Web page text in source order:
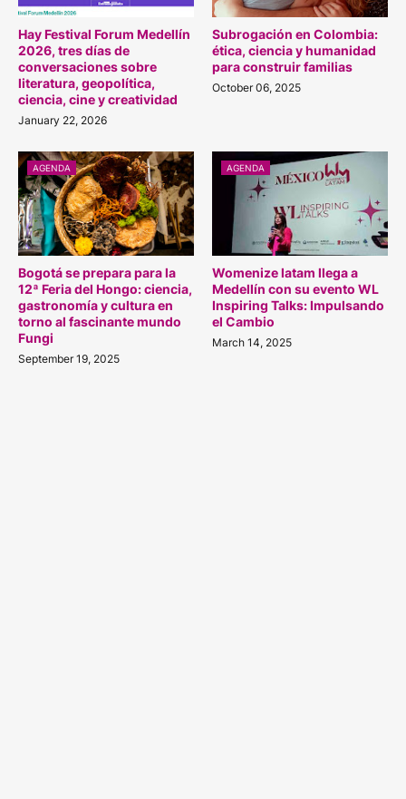
Hay Festival Forum Medellín
2026, tres días de
conversaciones sobre
literatura, geopolítica,
ciencia, cine y creatividad
January 22, 2026
Subrogación en Colombia:
ética, ciencia y humanidad
para construir familias
October 06, 2025
AGENDA
Bogotá se prepara para la
12ª Feria del Hongo: ciencia,
gastronomía y cultura en
torno al fascinante mundo
Fungi
September 19, 2025
AGENDA
Womenize latam llega a
Medellín con su evento WL
Inspiring Talks: Impulsando
el Cambio
March 14, 2025